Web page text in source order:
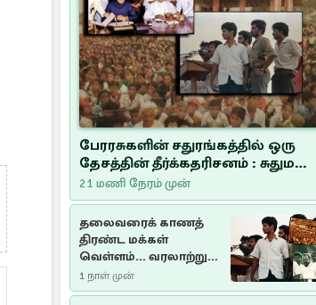
பேரரசுகளின் சதுரங்கத்தில் ஒரு
தேசத்தின் தீர்க்கதரிசனம் : சுதுமலை
பிரகடனம் ஒரு வரலாற்றுப் பாடம்
21 மணி நேரம் முன்
தலைவரைக் காணத்
திரண்ட மக்கள்
வெள்ளம்... வரலாற்றுச்
சிறப்புமிக்க சுதுமலைப்
பிரகடனம்…
1 நாள் முன்